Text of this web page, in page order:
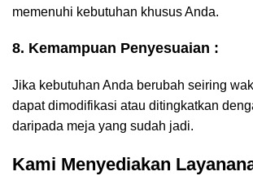
memenuhi kebutuhan khusus Anda.
8. Kemampuan Penyesuaian :
Jika kebutuhan Anda berubah seiring
dapat dimodifikasi atau ditingkatkan
daripada meja yang sudah jadi.
Kami Menyediakan